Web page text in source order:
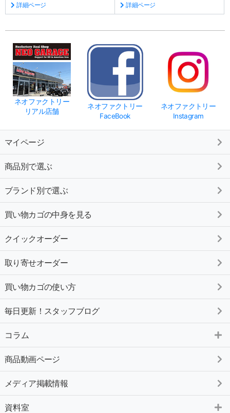
詳細ページ
詳細ページ
ネオファクトリー
リアル店舗
ネオファクトリー
FaceBook
ネオファクトリー
Instagram
マイページ
商品別で選ぶ
ブランド別で選ぶ
買い物カゴの中身を見る
クイックオーダー
取り寄せオーダー
買い物カゴの使い方
毎日更新！スタッフブログ
コラム
商品動画ページ
メディア掲載情報
資料室